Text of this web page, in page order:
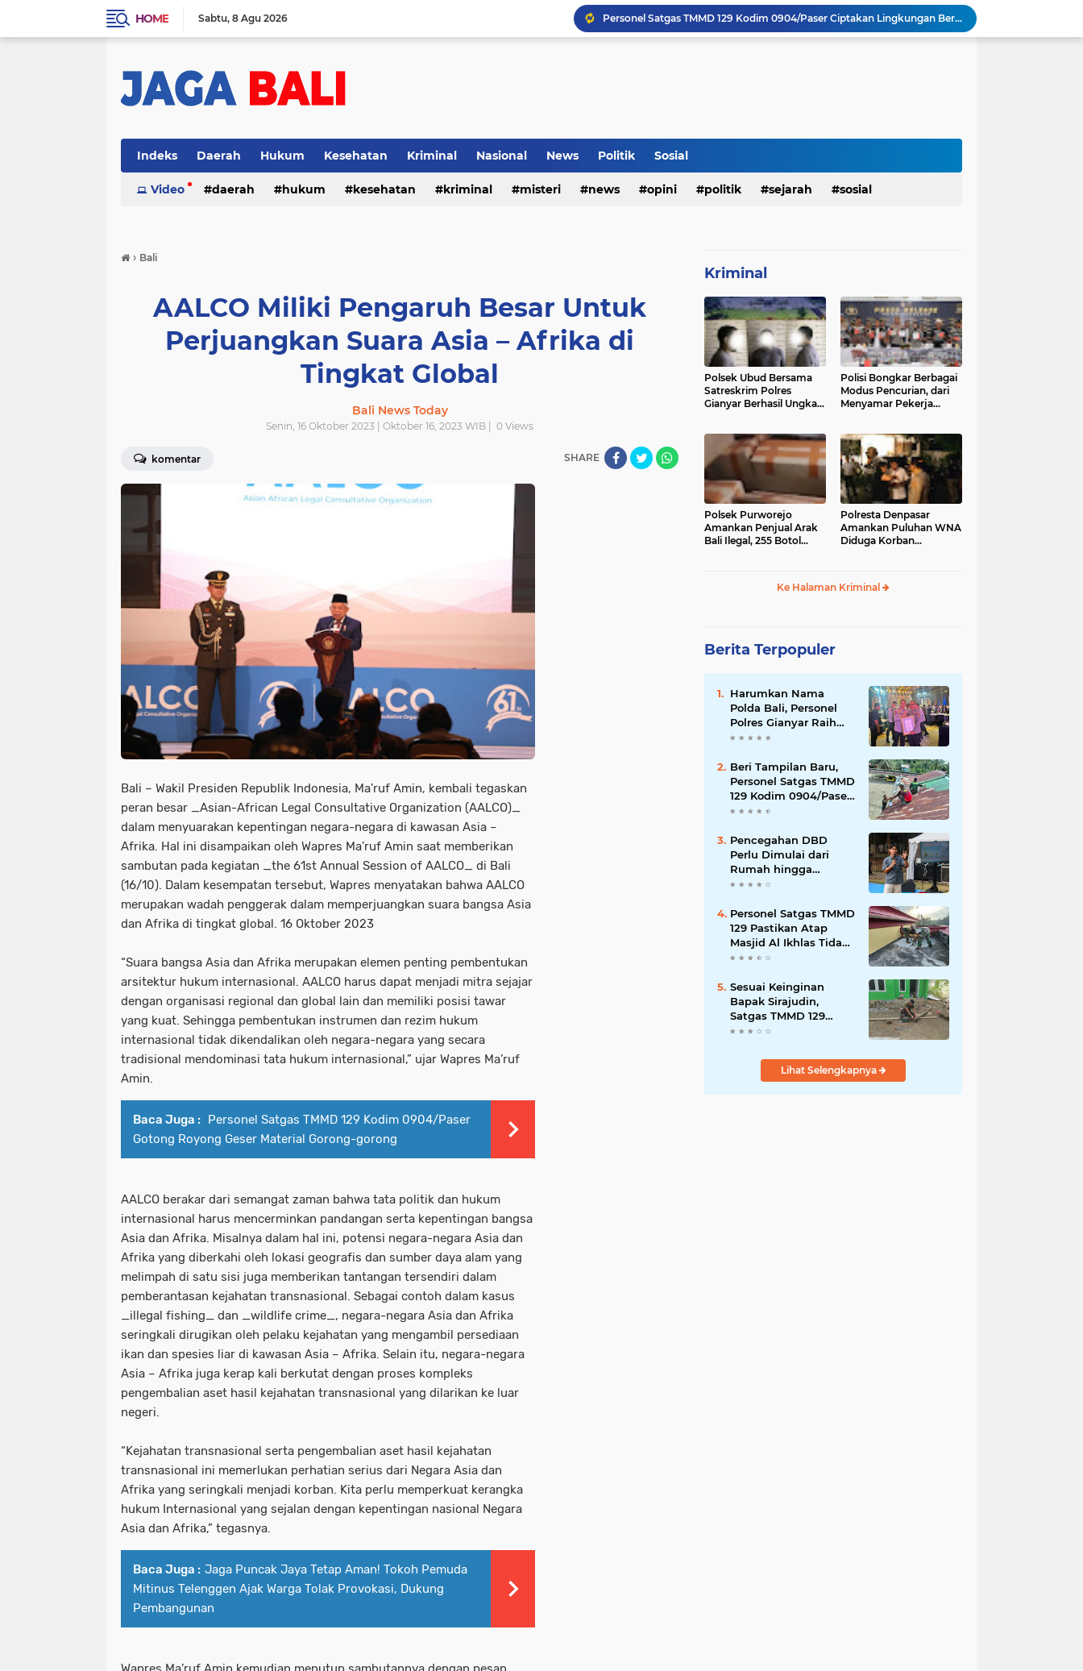
HOME Sabtu 8 Agu 2026
Sosialisasi Bahaya Narkoba Pada TMMD 129 Kodim 0904/Paser Disambut Positif
Babinsa Hadir di Posyandu Cenderawasih, Wujud Sinergi TNI Dukung Kesehatan Masyarakat
TMMD Ke 129 Kodim 0904/Paser Terima Kunjungan Dari Tim Wasev Mabesad
Indeks Daerah Hukum Kesehatan Kriminal Nasional News Politik Sosial
Video daerah hukum kesehatan kriminal misteri news opini politik sejarah sosial
› Bali
AALCO Miliki Pengaruh Besar Untuk
Perjuangkan Suara Asia – Afrika di
Tingkat Global
Bali News Today
Senin, 16 Oktober 2023 | Oktober 16, 2023 WIB | 0 Views
komentar SHARE
Bali – Wakil Presiden Republik Indonesia, Ma’ruf Amin, kembali tegaskan
peran besar _Asian-African Legal Consultative Organization (AALCO)_
dalam menyuarakan kepentingan negara-negara di kawasan Asia –
Afrika. Hal ini disampaikan oleh Wapres Ma’ruf Amin saat memberikan
sambutan pada kegiatan _the 61st Annual Session of AALCO_ di Bali
(16/10). Dalam kesempatan tersebut, Wapres menyatakan bahwa AALCO
merupakan wadah penggerak dalam memperjuangkan suara bangsa Asia
dan Afrika di tingkat global. 16 Oktober 2023
“Suara bangsa Asia dan Afrika merupakan elemen penting pembentukan
arsitektur hukum internasional. AALCO harus dapat menjadi mitra sejajar
dengan organisasi regional dan global lain dan memiliki posisi tawar
yang kuat. Sehingga pembentukan instrumen dan rezim hukum
internasional tidak dikendalikan oleh negara-negara yang secara
tradisional mendominasi tata hukum internasional,” ujar Wapres Ma’ruf
Amin.
Baca Juga : Personel Satgas TMMD 129 Kodim 0904/Paser
Gotong Royong Geser Material Gorong-gorong
AALCO berakar dari semangat zaman bahwa tata politik dan hukum
internasional harus mencerminkan pandangan serta kepentingan bangsa
Asia dan Afrika. Misalnya dalam hal ini, potensi negara-negara Asia dan
Afrika yang diberkahi oleh lokasi geografis dan sumber daya alam yang
melimpah di satu sisi juga memberikan tantangan tersendiri dalam
pemberantasan kejahatan transnasional. Sebagai contoh dalam kasus
_illegal fishing_ dan _wildlife crime_, negara-negara Asia dan Afrika
seringkali dirugikan oleh pelaku kejahatan yang mengambil persediaan
ikan dan spesies liar di kawasan Asia – Afrika. Selain itu, negara-negara
Asia – Afrika juga kerap kali berkutat dengan proses kompleks
pengembalian aset hasil kejahatan transnasional yang dilarikan ke luar
negeri.
“Kejahatan transnasional serta pengembalian aset hasil kejahatan
transnasional ini memerlukan perhatian serius dari Negara Asia dan
Afrika yang seringkali menjadi korban. Kita perlu memperkuat kerangka
hukum Internasional yang sejalan dengan kepentingan nasional Negara
Asia dan Afrika,” tegasnya.
Baca Juga : Jaga Puncak Jaya Tetap Aman! Tokoh Pemuda
Mitinus Telenggen Ajak Warga Tolak Provokasi, Dukung
Pembangunan
Kriminal
Polsek Ubud Bersama
Satreskrim Polres
Gianyar Berhasil Ungkap
Polisi Bongkar Berbagai
Modus Pencurian, dari
Menyamar Pekerja
Polsek Purworejo
Amankan Penjual Arak
Bali Ilegal, 255 Botol
Polresta Denpasar
Amankan Puluhan WNA
Diduga Korban
Ke Halaman Kriminal
Berita Terpopuler
Harumkan Nama
Polda Bali, Personel
Polres Gianyar Raih
Penghargaan
Beri Tampilan Baru,
Personel Satgas TMMD
129 Kodim 0904/Paser
Cat Atap Rumah
Pencegahan DBD
Perlu Dimulai dari
Rumah hingga
Lingkungan Sekolah
Personel Satgas TMMD
129 Pastikan Atap
Masjid Al Ikhlas Tidak
Bocor Lagi
Sesuai Keinginan
Bapak Sirajudin,
Satgas TMMD 129
Ubah Tampilan
Lihat Selengkapnya